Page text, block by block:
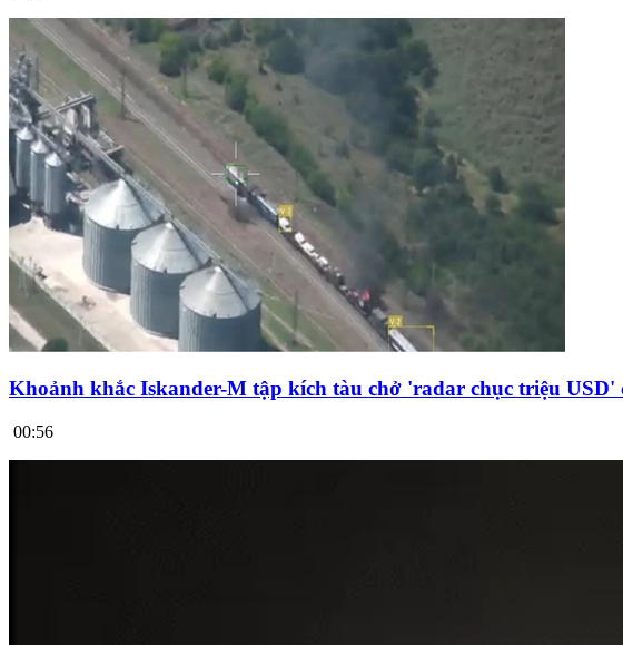
Khoảnh khắc Iskander-M tập kích tàu chở 'radar chục triệu USD'
00:56